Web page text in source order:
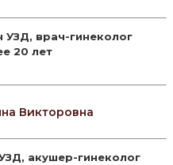
УЗД, врач-гинеколог
20 лет
Викторовна
акушер-гинеколог